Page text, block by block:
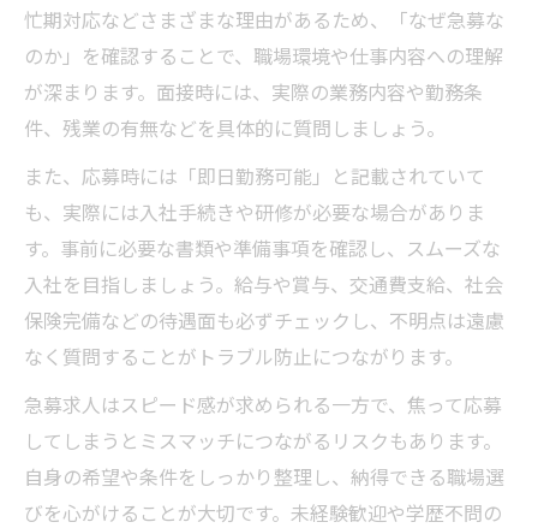
忙期対応などさまざまな理由があるため、「なぜ急募な
のか」を確認することで、職場環境や仕事内容への理解
が深まります。面接時には、実際の業務内容や勤務条
件、残業の有無などを具体的に質問しましょう。
また、応募時には「即日勤務可能」と記載されていて
も、実際には入社手続きや研修が必要な場合がありま
す。事前に必要な書類や準備事項を確認し、スムーズな
入社を目指しましょう。給与や賞与、交通費支給、社会
保険完備などの待遇面も必ずチェックし、不明点は遠慮
なく質問することがトラブル防止につながります。
急募求人はスピード感が求められる一方で、焦って応募
してしまうとミスマッチにつながるリスクもあります。
自身の希望や条件をしっかり整理し、納得できる職場選
びを心がけることが大切です。未経験歓迎や学歴不問の